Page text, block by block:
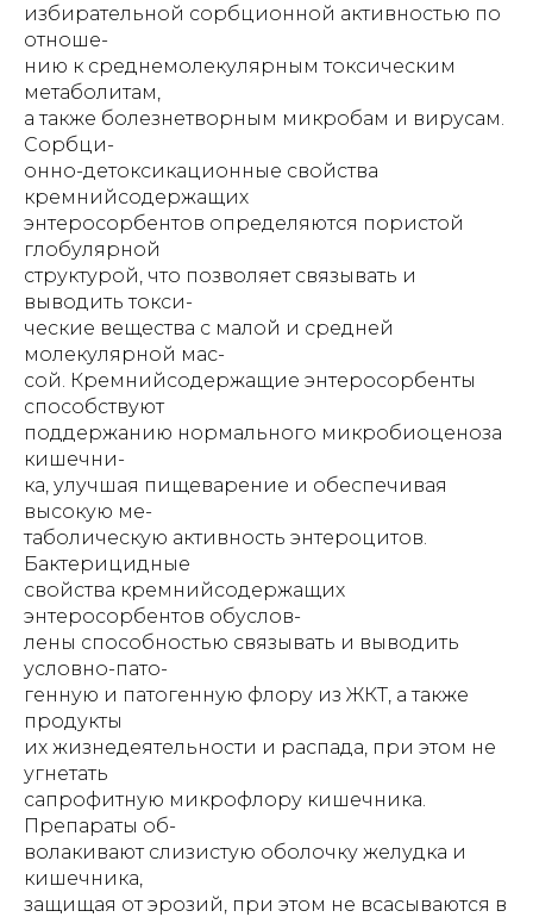
избирательной сорбционной активностью по
отноше-
нию к среднемолекулярным токсическим
метаболитам,
а также болезнетворным микробам и вирусам.
Сорбци-
онно-детоксикационные свойства
кремнийсодержащих
энтеросорбентов определяются пористой
глобулярной
структурой, что позволяет связывать и
выводить токси-
ческие вещества с малой и средней
молекулярной мас-
сой. Кремнийсодержащие энтеросорбенты
способствуют
поддержанию нормального микробиоценоза
кишечни-
ка, улучшая пищеварение и обеспечивая
высокую ме-
таболическую активность энтероцитов.
Бактерицидные
свойства кремнийсодержащих
энтеросорбентов обуслов-
лены способностью связывать и выводить
условно-пато-
генную и патогенную флору из ЖКТ, а также
продукты
их жизнедеятельности и распада, при этом не
угнетать
сапрофитную микрофлору кишечника.
Препараты об-
волакивают слизистую оболочку желудка и
кишечника,
защищая от эрозий, при этом не всасываются в